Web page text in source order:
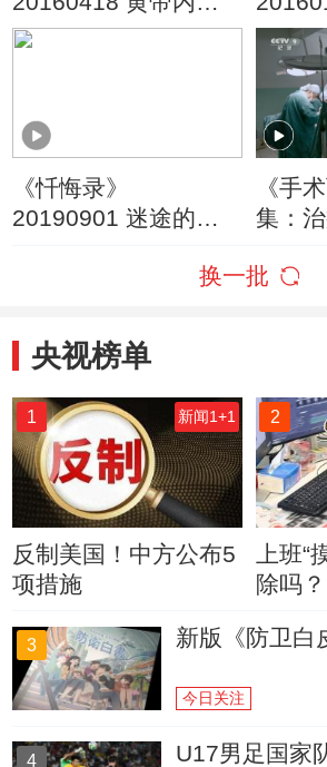
11 脾胃的神奇功能
泡起
《忏悔录》
20190901 迷途的少
《手
集：
换一批
央视榜单
1 新闻1+1
反制美国！中方公布5
项措施
2
上班
除吗？
3 新版《防卫白
今日关注
4 U17男足国家